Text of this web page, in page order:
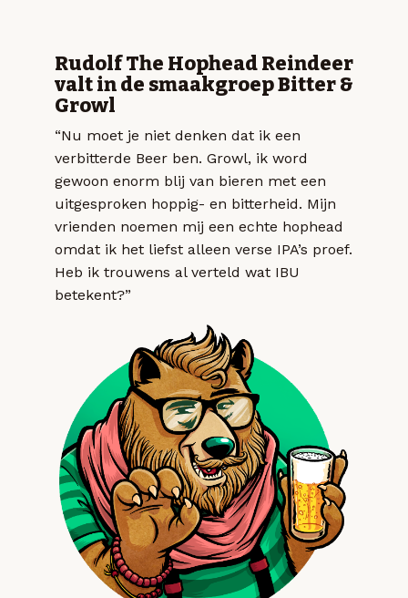
Rudolf The Hophead Reindeer
valt in de smaakgroep Bitter &
Growl
“Nu moet je niet denken dat ik een
verbitterde Beer ben. Growl, ik word
gewoon enorm blij van bieren met een
uitgesproken hoppig- en bitterheid. Mijn
vrienden noemen mij een echte hophead
omdat ik het liefst alleen verse IPA’s proef.
Heb ik trouwens al verteld wat IBU
betekent?”